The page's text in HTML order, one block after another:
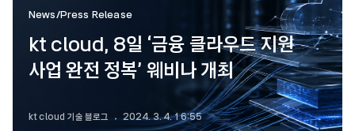
News/Press Release
kt cloud, 8일 ‘금융 클라우드 지원
사업 완전 정복’ 웨비나 개최
kt cloud 기술 블로그 2024. 3. 4. 16:55